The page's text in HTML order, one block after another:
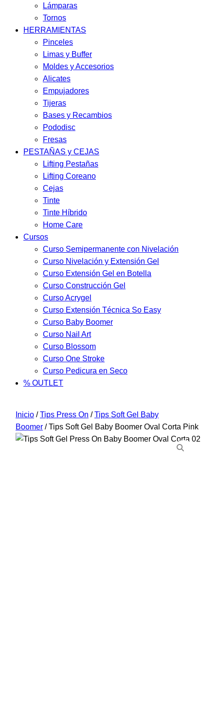
Lámparas
Tornos
HERRAMIENTAS
Pinceles
Limas y Buffer
Moldes y Accesorios
Alicates
Empujadores
Tijeras
Bases y Recambios
Pododisc
Fresas
PESTAÑAS y CEJAS
Lifting Pestañas
Lifting Coreano
Cejas
Tinte
Tinte Híbrido
Home Care
Cursos
Curso Semipermanente con Nivelación
Curso Nivelación y Extensión Gel
Curso Extensión Gel en Botella
Curso Construcción Gel
Curso Acrygel
Curso Extensión Técnica So Easy
Curso Baby Boomer
Curso Nail Art
Curso Blossom
Curso One Stroke
Curso Pedicura en Seco
% OUTLET
Inicio /Tips Press On /Tips Soft Gel Baby
Boomer / Tips Soft Gel Baby Boomer Oval Corta Pink